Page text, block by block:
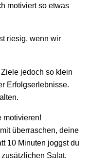
motiviert so etwas
riesig, wenn wir
jedoch so klein
Erfolgserlebnisse.
motivieren!
überraschen, deine
10 Minuten joggst du
Salat.